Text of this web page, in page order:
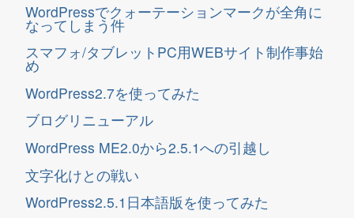
WordPressでクォーテーションマークが全角に
なってしまう件
スマフォ/タブレットPC用WEBサイト制作事始
め
WordPress2.7を使ってみた
ブログリニューアル
WordPress ME2.0から2.5.1への引越し
文字化けとの戦い
WordPress2.5.1日本語版を使ってみた